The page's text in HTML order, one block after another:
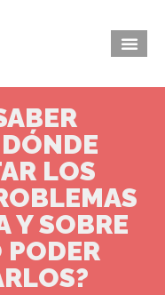
LOS
Y SOBRE